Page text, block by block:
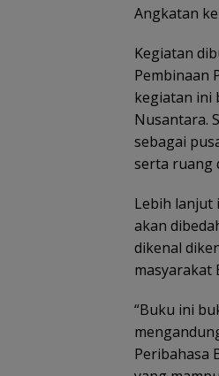
Angkatan
Kegiatan
Pembinaan
kegiatan ini
Nusantara.
sebagai
serta ruang
Lebih lanjut
akan
dikenal
masyarakat
“Buku ini
Peribahasa